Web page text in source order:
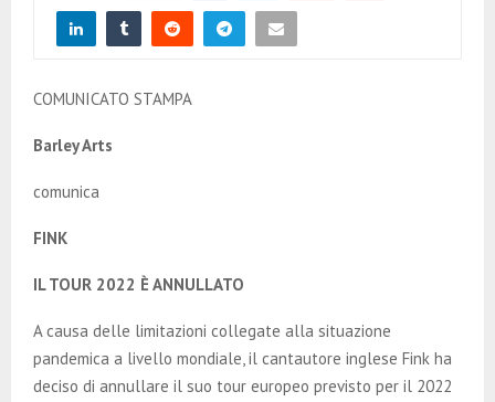
U
COMUNICATO STAMPA
Barley Arts
comunica
FINK
IL TOUR 2022 È ANNULLATO
A causa delle limitazioni collegate alla situazione
pandemica a livello mondiale, il cantautore inglese Fink ha
deciso di annullare il suo tour europeo previsto per il 2022